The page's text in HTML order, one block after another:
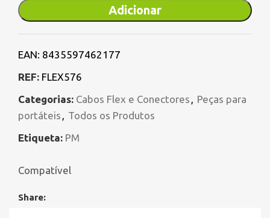
Adicionar
EAN: 8435597462177
REF: FLEX576
Categorias: Cabos Flex e Conectores , Peças para
portáteis , Todos os Produtos
Etiqueta: PM
Compatível
Share: